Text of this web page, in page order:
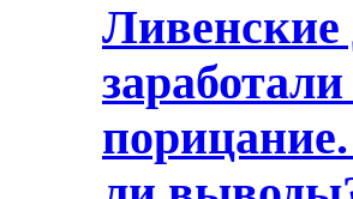
Ливенские